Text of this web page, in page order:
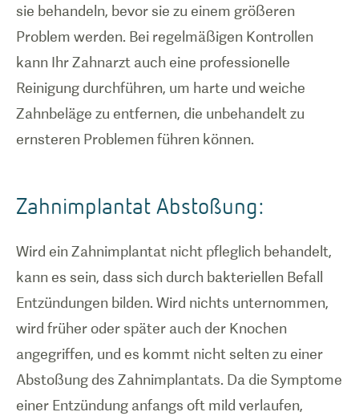
sie behandeln, bevor sie zu einem größeren
Problem werden. Bei regelmäßigen Kontrollen
kann Ihr Zahnarzt auch eine professionelle
Reinigung durchführen, um harte und weiche
Zahnbeläge zu entfernen, die unbehandelt zu
ernsteren Problemen führen können.
Zahnimplantat Abstoßung:
Wird ein Zahnimplantat nicht pfleglich behandelt,
kann es sein, dass sich durch bakteriellen Befall
Entzündungen bilden. Wird nichts unternommen,
wird früher oder später auch der Knochen
angegriffen, und es kommt nicht selten zu einer
Abstoßung des Zahnimplantats. Da die Symptome
einer Entzündung anfangs oft mild verlaufen,